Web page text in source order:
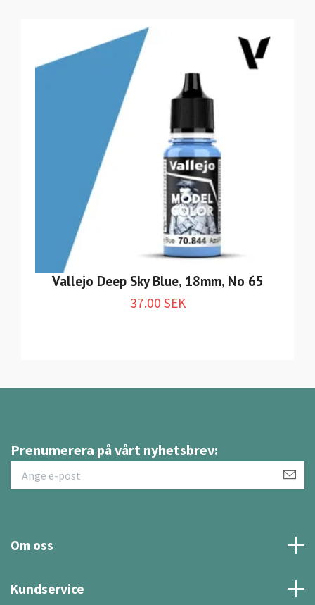
Vallejo Deep Sky Blue, 18mm, No 65
37.00 SEK
Prenumerera på vårt nyhetsbrev:
Om oss
Kundservice